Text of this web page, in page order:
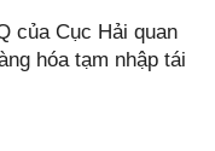
của Cục Hải quan
hóa tạm nhập tái